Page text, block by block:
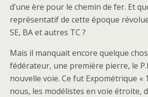
d’une ère pour le chemin de fer. Et
représentatif de cette époque
SE, BA et autres TC ?
Mais il manquait encore quelque
fédérateur, une première pierre, le
nouvelle voie. Ce fut Expométrique «
nous, les modélistes en voie étroite,